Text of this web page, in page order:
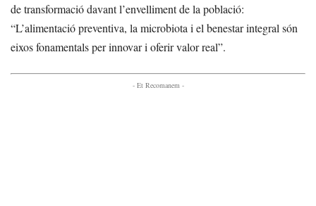
de transformació davant l’envelliment de la població:
“L’alimentació preventiva, la microbiota i el benestar integral són
eixos fonamentals per innovar i oferir valor real”.
- Et Recomanem -